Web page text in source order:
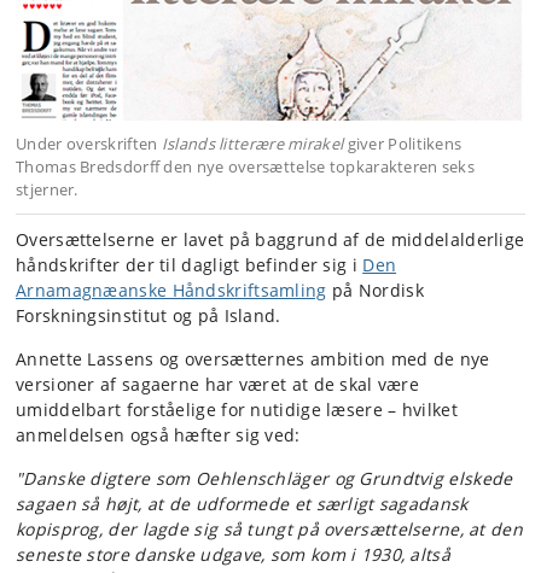
Under overskriften Islands litterære mirakelgiver Politikens
Thomas Bredsdorff den nye oversættelse topkarakteren seks
stjerner.
Oversættelserne er lavet på baggrund af de middelalderlige
håndskrifter der til dagligt befinder sig i Den
Arnamagnæanske Håndskriftsamling på Nordisk
Forskningsinstitut og på Island.
Annette Lassens og oversætternes ambition med de nye
versioner af sagaerne har været at de skal være
umiddelbart forståelige for nutidige læsere – hvilket
anmeldelsen også hæfter sig ved:
"Danske digtere som Oehlenschläger og Grundtvig elskede
sagaen så højt, at de udformede et særligt sagadansk
kopisprog, der lagde sig så tungt på oversættelserne, at den
seneste store danske udgave, som kom i 1930, altså